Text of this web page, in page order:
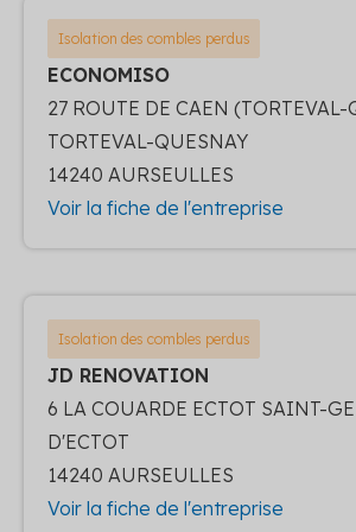
Isolation des combles perdus
ECONOMISO
27 ROUTE DE CAEN (TORTEVAL-
TORTEVAL-QUESNAY
14240 AURSEULLES
Voir la fiche de l'entreprise
Isolation des combles perdus
JD RENOVATION
6 LA COUARDE ECTOT SAINT-
D'ECTOT
14240 AURSEULLES
Voir la fiche de l'entreprise